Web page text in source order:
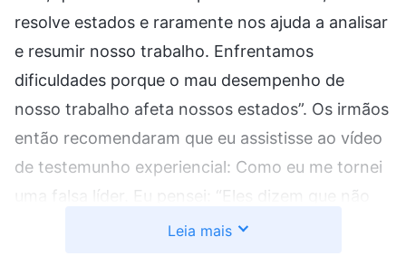
resolve estados e raramente nos ajuda a analisar
e resumir nosso trabalho. Enfrentamos
dificuldades porque o mau desempenho de
nosso trabalho afeta nossos estados”. Os irmãos
então recomendaram que eu assistisse ao vídeo
de testemunho experiencial: Como eu me tornei
uma falsa líder. Eu pensei: “Eles dizem que não
sou tão boa quanto Zhou Yun; será que acham
Leia mais